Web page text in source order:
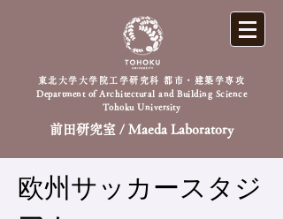
前田研究室 / Maeda Laboratory
東北大学大学院工学研究科 都市・建築学専攻
Department of Architectural and Building Science
Tohoku University
欧州サッカースタジ